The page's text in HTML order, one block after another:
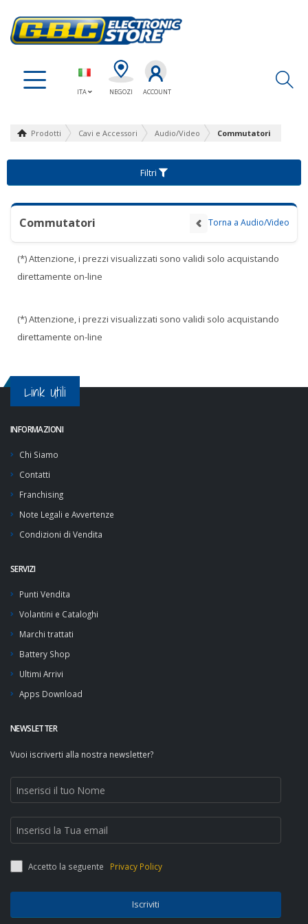
ITA NEGOZI ACCOUNT
Prodotti Cavi e Accessori Audio/Video Commutatori
Filtri
Commutatori Torna a Audio/Video
(*) Attenzione, i prezzi visualizzati sono validi solo acquistando
direttamente on-line
(*) Attenzione, i prezzi visualizzati sono validi solo acquistando
direttamente on-line
Link Utili
INFORMAZIONI
Chi Siamo
Contatti
Franchising
Note Legali e Avvertenze
Condizioni di Vendita
SERVIZI
Punti Vendita
Volantini e Cataloghi
Marchi trattati
Battery Shop
Ultimi Arrivi
Apps Download
NEWSLETTER
Vuoi iscriverti alla nostra newsletter?
Accetto la seguente Privacy Policy
Iscriviti